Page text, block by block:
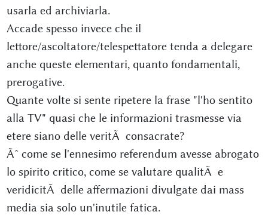
usarla ed archiviarla.
Accade spesso invece che il
lettore/ascoltatore/telespettatore tenda a delegare
anche queste elementari, quanto fondamentali,
prerogative.
Quante volte si sente ripetere la frase "l'ho sentito
alla TV" quasi che le informazioni trasmesse via
etere siano delle veritÃ consacrate?
Ãˆ come se l'ennesimo referendum avesse abrogato
lo spirito critico, come se valutare qualitÃ e
veridicitÃ delle affermazioni divulgate dai mass
media sia solo un'inutile fatica.